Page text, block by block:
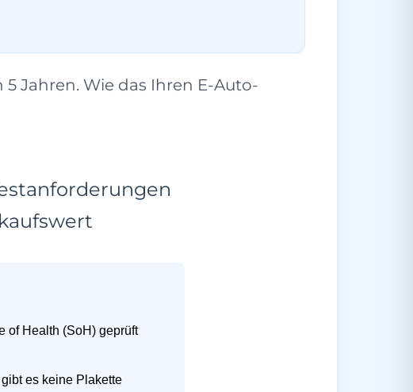
Jahren. Wie das Ihren E-Auto-
of Health (SoH) geprüft
es keine Plakette